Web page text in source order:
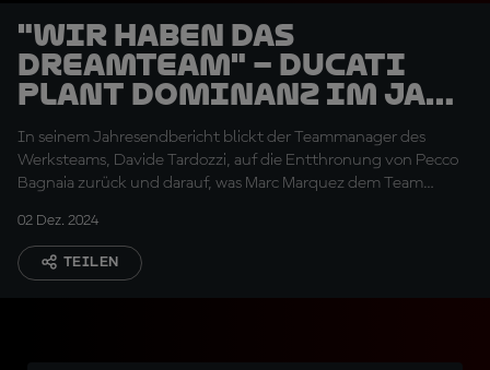
"Wir haben das
Dreamteam" – Ducati
plant Dominanz im Jahr
2025
In seinem Jahresendbericht blickt der Teammanager des
Werksteams, Davide Tardozzi, auf die Entthronung von Pecco
Bagnaia zurück und darauf, was Marc Marquez dem Team
02 Dez. 2024
TEILEN